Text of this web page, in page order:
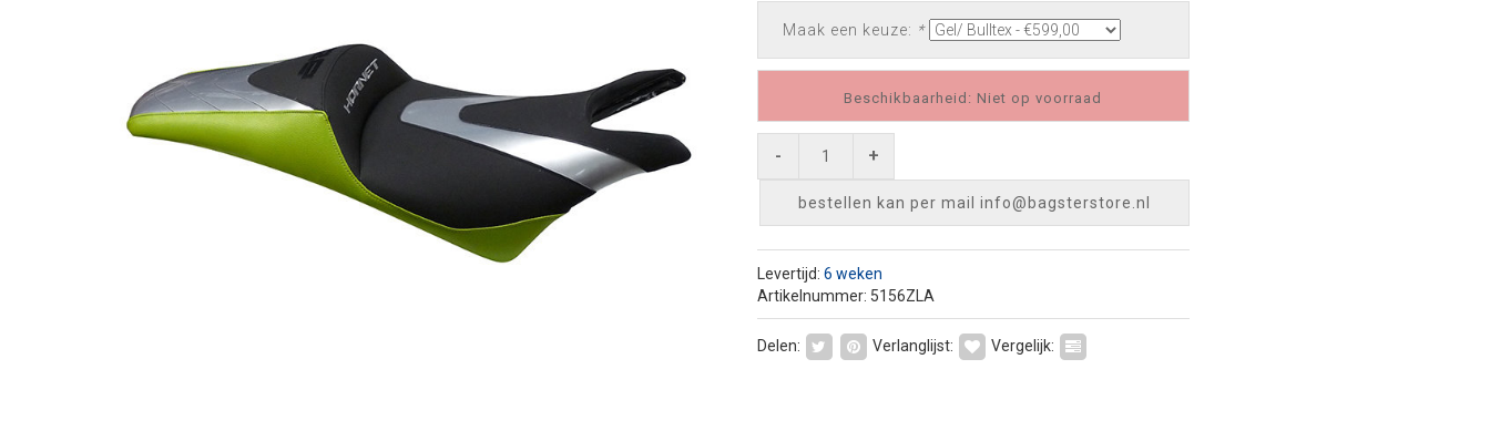
Maak een keuze: *
Beschikbaarheid: Niet op voorraad
- +
bestellen kan per mail info@bagsterstore.nl
Levertijd: 6 weken
Artikelnummer: 5156ZLA
Delen: Verlanglijst: Vergelijk: